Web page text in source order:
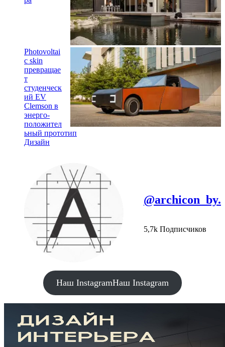
Photovoltai
c skin
превращае
т
студенческ
ий EV
Clemson в
энерго-
положител
ьный прототип
Дизайн
@archicon_by.
5,7k Подписчиков
Наш InstagramНаш Instagram